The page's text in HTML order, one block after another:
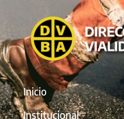
Inicio
Institucional